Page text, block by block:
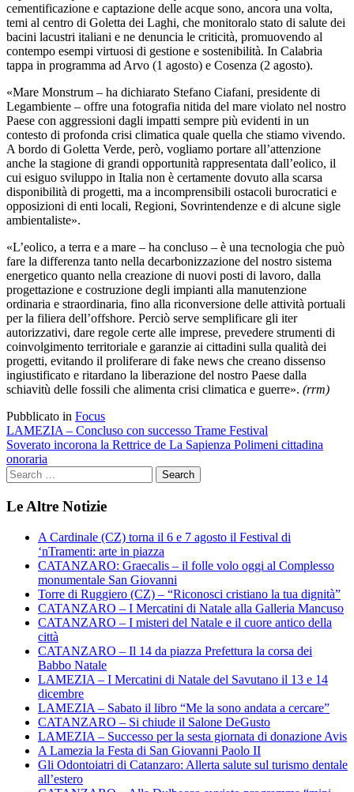
cementificazione e captazione delle acque sono, ancora una volta,
temi al centro di Goletta dei Laghi, che monitoralo stato di salute dei
bacini lacustri italiani e ne denuncia le criticità, promuovendo al
contempo esempi virtuosi di gestione e sostenibilità. In Calabria
tappa in programma ad Arvo (1 agosto) e Cosenza (2 agosto).
«Mare Monstrum – ha dichiarato Stefano Ciafani, presidente di
Legambiente – offre una fotografia nitida del mare violato nel nostro
Paese con aggressioni dagli impatti sempre più evidenti in un
contesto di profonda crisi climatica quale quella che stiamo vivendo.
A bordo di Goletta Verde, però, vogliamo portare all’attenzione
anche la stagione di grandi opportunità rappresentata dall’eolico, il
cui esiguo sviluppo in Italia non è certamente dovuto alla scarsa
disponibilità di progetti, ma a incomprensibili ostacoli burocratici e
opposizioni di enti locali, Regioni, Sovrintendenze e di alcune sigle
ambientaliste».
«L’eolico, a terra e a mare – ha concluso – è una tecnologia che può
fare la differenza tanto nella decarbonizzazione del nostro sistema
energetico quanto nella creazione di nuovi posti di lavoro, dalla
progettazione e costruzione degli impianti alla manutenzione
ordinaria e straordinaria, fino alla riconversione delle attività portuali
per la filiera dell’offshore. Perciò serve semplificare gli iter
autorizzativi, dare regole certe alle imprese, prevedere strumenti di
coinvolgimento territoriale e garanzie ai cittadini sulla qualità dei
progetti, evitando il proliferare di fake news che creano dissenso
ingiustificato e ritardano la liberazione del nostro Paese dalla
schiavitù delle fossili che alimenta crisi climatica e guerre». (rrm)
Pubblicato in Focus
Navigazione
articoli
LAMEZIA – Concluso con successo Trame Festival
Soverato incorona la Rettrice de La Sapienza Polimeni cittadina
onoraria
Le Altre Notizie
A Cardinale (CZ) torna il 6 e 7 agosto il Festival di
‘nTramenti: arte in piazza
CATANZARO: Graecalis – il folle volo oggi al Complesso
monumentale San Giovanni
Torre di Ruggiero (CZ) – “Riconosci cristiano la tua dignità”
CATANZARO – I Mercatini di Natale alla Galleria Mancuso
CATANZARO – I misteri del Natale e il cuore antico della
città
CATANZARO – Il 14 da piazza Prefettura la corsa dei
Babbo Natale
LAMEZIA – I Mercatini di Natale del Savutano il 13 e 14
dicembre
LAMEZIA – Sabato il libro “Me la sono andata a cercare”
CATANZARO – Si chiude il Salone DeGusto
LAMEZIA – Successo per la sesta giornata di donazione Avis
A Lamezia la Festa di San Giovanni Paolo II
Gli Odontoiatri di Catanzaro: Allerta salute sul turismo dentale
all’estero